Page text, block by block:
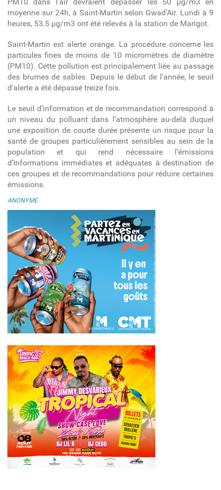
moyenne sur 24h, à Saint-Martin selon Gwad'Air. Lundi à 9
heures, 53.5 µg/m3 ont été relevés à la station de Marigot.
Saint-Martin est alerte orange. La procédure concerne les
particules fines de moins de 10 micromètres de diamètre
(PM10). Cette pollution est principalement liée au passage
des brumes de sables. Depuis le début de l'année, le seuil
d'alerte a été dépassé treize fois.
Le seuil d’information et de recommandation correspond à
un niveau du polluant dans l’atmosphère au-delà duquel
une exposition de courte durée présente un risque pour la
santé de groupes particulièrement sensibles au sein de la
population et qui rend nécessaire l’émissions
d’informations immédiates et adéquates à destination de
ces groupes et de recommandations pour réduire certaines
émissions.
ANONYME